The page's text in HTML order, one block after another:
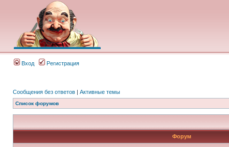
Вход Регистрация
Сообщения без ответов | Активные темы
Список форумов
Форум